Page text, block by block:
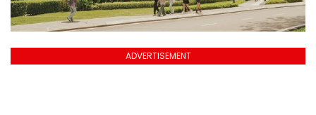
ADVERTISEMENT